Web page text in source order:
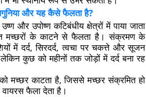
और यह कैसे फैलता है?
और उपोष्ण कटिबंधीय क्षेत्रों में पाया जाता
मच्छरों के काटने से फैलता है। संक्रमण के
में दर्द, सिरदर्द, त्वचा पर चकत्ते और सूजन
कुछ को महीनों तक जोड़ों में दर्द बना रह
मच्छर काटता है, जिससे मच्छर संक्रमित हो
फैला देता है।